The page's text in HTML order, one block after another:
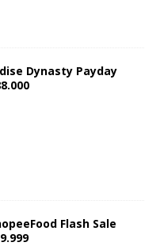
Dynasty Payday
Flash Sale